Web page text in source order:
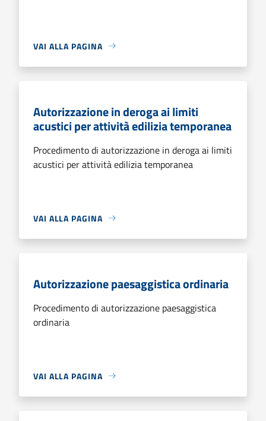
VAI ALLA PAGINA
Autorizzazione in deroga ai limiti
acustici per attività edilizia temporanea
Procedimento di autorizzazione in deroga ai limiti
acustici per attività edilizia temporanea
VAI ALLA PAGINA
Autorizzazione paesaggistica ordinaria
Procedimento di autorizzazione paesaggistica
ordinaria
VAI ALLA PAGINA